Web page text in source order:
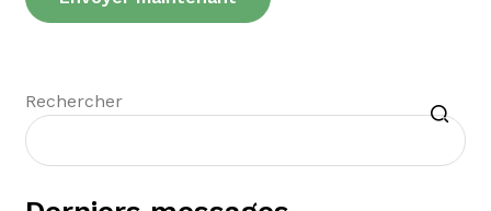
Rechercher
Recherche